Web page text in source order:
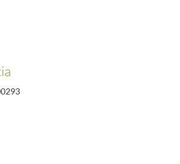
Global Shapers, a 10 de abril de 2014
comemorativas da Declaração do Centro
ao crescimento e emprego. Fundos e Programas
Vieira, a 17 de janeiro de 1997
de Homenagem à memória da Duquesa de Cadaval,
1997
do Ministério Público, a 9 de outubro de 1996
de estudantes de Direito, a 24 de janeiro de 1997